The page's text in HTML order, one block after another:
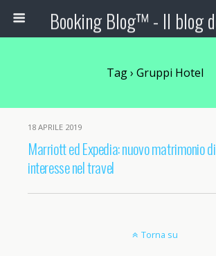
Tag › Gruppi Hotel
18 APRILE 2019
Marriott ed Expedia: nuovo matrimonio di
interesse nel travel
Torna su